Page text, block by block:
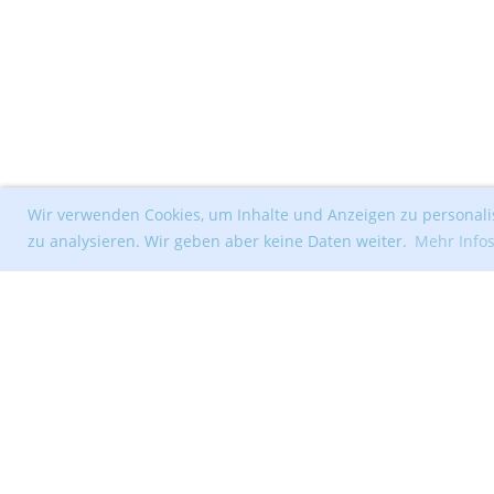
Wir verwenden Cookies, um Inhalte und Anzeigen zu
zu analysieren. Wir geben aber keine Daten weiter. Mehr Infos